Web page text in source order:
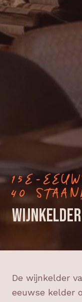
15E-
40
WIJNKELDER
De wijnkelder
eeuwse kelder